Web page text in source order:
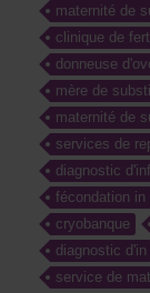
maternité de
clinique de
donneuse
mère de
maternité de
services de
diagnostic
fécondation in
cryobanque
diagnostic d'in
service de